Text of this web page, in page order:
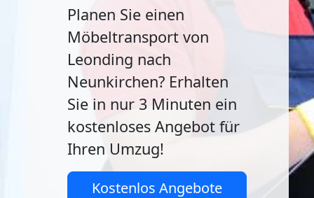
Planen Sie einen
Möbeltransport von
Leonding nach
Neunkirchen? Erhalten
Sie in nur 3 Minuten ein
kostenloses Angebot für
Ihren Umzug!
Kostenlos Angebote